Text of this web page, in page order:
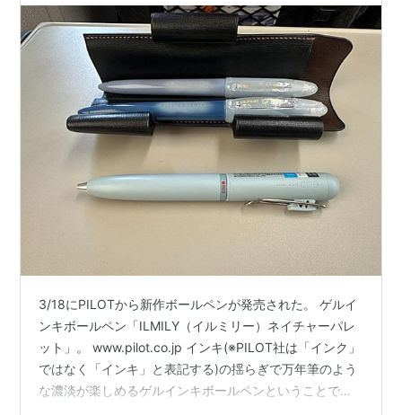
3/18にPILOTから新作ボールペンが発売された。 ゲルイ
ンキボールペン「ILMILY（イルミリー）ネイチャーパレ
ット」。 www.pilot.co.jp インキ(※PILOT社は「インク」
ではなく「インキ」と表記する)の揺らぎで万年筆のよう
な濃淡が楽しめるゲルインキボールペンということで、